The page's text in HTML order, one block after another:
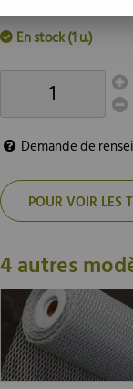
En stock (1 u.)
Demande de
POUR VOIR LES
4 autres